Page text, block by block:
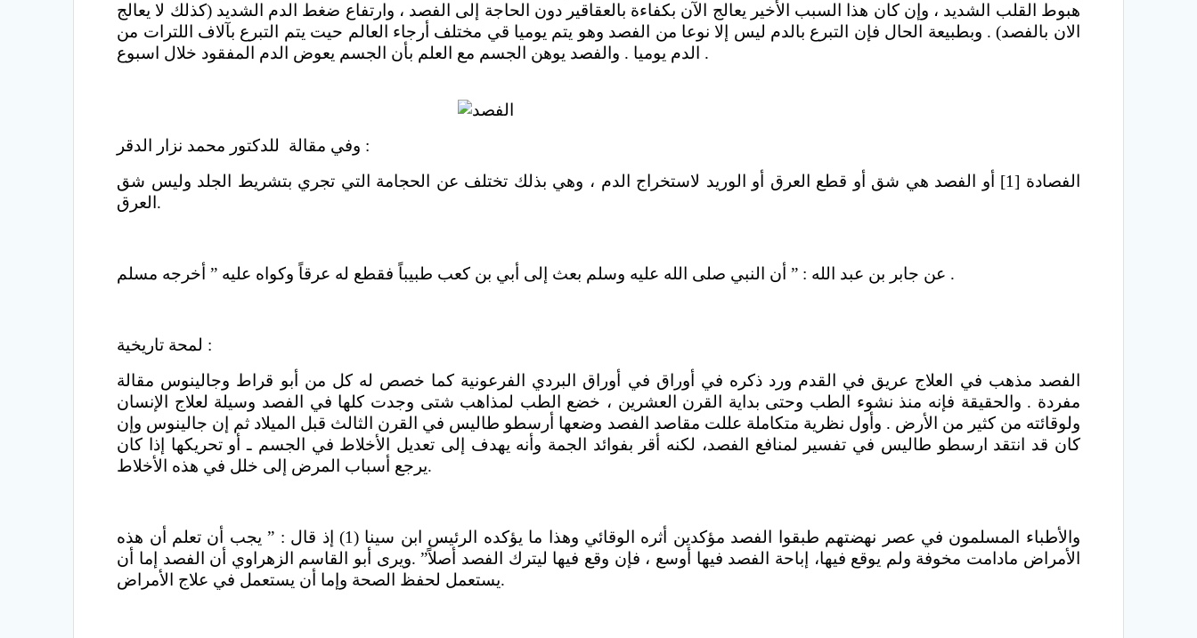
هبوط القلب الشديد ، وإن كان هذا السبب الأخير يعالج الآن بكفاءة بالعقاقير دون الحاجة إلى الفصد ، وارتفاع ضغط الدم الشديد (كذلك لا يعالج
الان بالفصد) . وبطبيعة الحال فإن التبرع بالدم ليس إلا نوعا من الفصد وهو يتم يوميا قي مختلف أرجاء العالم حيت يتم التبرع بآلاف اللترات من
الدم يوميا . والفصد يوهن الجسم مع العلم بأن الجسم يعوض الدم المفقود خلال اسبوع .
وفي مقالة للدكتور محمد نزار الدقر :
الفصادة [1] أو الفصد هي شق أو قطع العرق أو الوريد لاستخراج الدم ، وهي بذلك تختلف عن الحجامة التي تجري بتشريط الجلد وليس شق
العرق.
عن جابر بن عبد الله : ” أن النبي صلى الله عليه وسلم بعث إلى أبي بن كعب طبيباً فقطع له عرقاً وكواه عليه ” أخرجه مسلم .
لمحة تاريخية :
الفصد مذهب في العلاج عريق في القدم ورد ذكره في أوراق في أوراق البردي الفرعونية كما خصص له كل من أبو قراط وجالينوس مقالة
مفردة . والحقيقة فإنه منذ نشوء الطب وحتى بداية القرن العشرين ، خضع الطب لمذاهب شتى وجدت كلها في الفصد وسيلة لعلاج الإنسان
ولوقائته من كثير من الأرض . وأول نظرية متكاملة عللت مقاصد الفصد وضعها أرسطو طاليس في القرن الثالث قبل الميلاد ثم إن جالينوس وإن
كان قد انتقد ارسطو طاليس في تفسير لمنافع الفصد، لكنه أقر بفوائد الجمة وأنه يهدف إلى تعديل الأخلاط في الجسم ـ أو تحريكها إذا كان
يرجع أسباب المرض إلى خلل في هذه الأخلاط.
والأطباء المسلمون في عصر نهضتهم طبقوا الفصد مؤكدين أثره الوقائي وهذا ما يؤكده الرئيس ابن سينا (1) إذ قال : ” يجب أن تعلم أن هذه
الأمراض مادامت مخوفة ولم يوقع فيها، إباحة الفصد فيها أوسع ، فإن وقع فيها ليترك الفصد أصلاً” .ويرى أبو القاسم الزهراوي أن الفصد إما أن
يستعمل لحفظ الصحة وإما أن يستعمل في علاج الأمراض.